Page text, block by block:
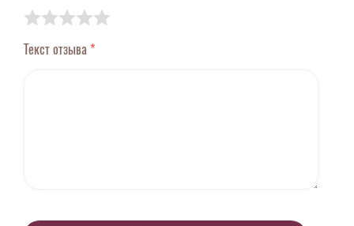
Текст отзыва *